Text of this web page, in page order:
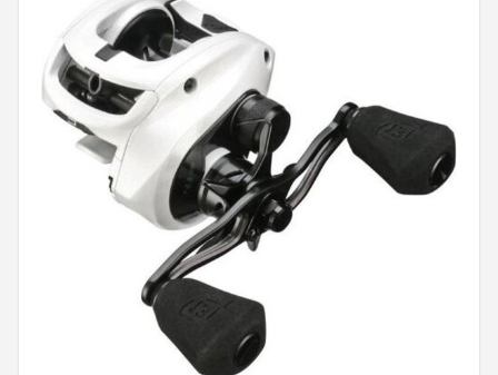
Hengelsoorten
Hengels
Molens
Dobbers
POPULAIRE MERKEN